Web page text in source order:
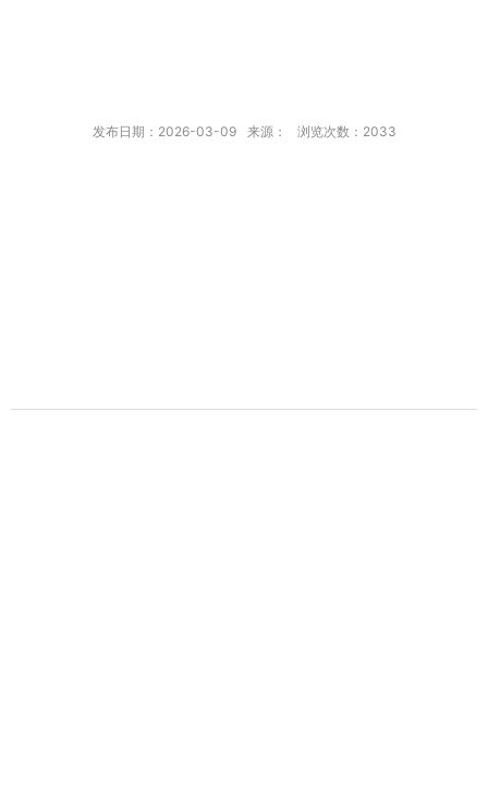
发布日期：2026-03-09 来源： 浏览次数： 2033